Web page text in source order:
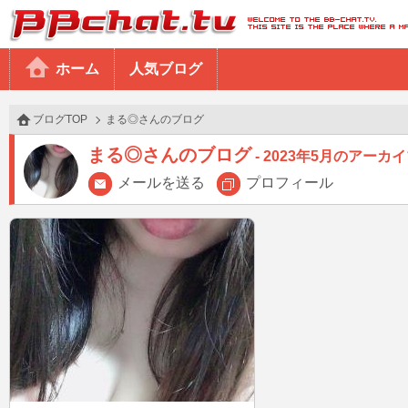
BBchatTV
ホーム 人気ブログ
ブログTOP まる◎さんのブログ
まる◎さんのブログ
2023年5月のアーカ
メールを送る
プロフィール